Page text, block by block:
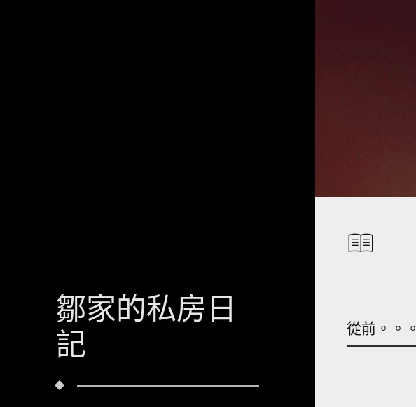
鄒家的私房日
記
從前。。。